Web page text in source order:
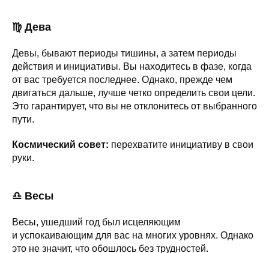
♍ Дева
Девы, бывают периоды тишины, а затем периоды
действия и инициативы. Вы находитесь в фазе, когда
от вас требуется последнее. Однако, прежде чем
двигаться дальше, лучше четко определить свои цели.
Это гарантирует, что вы не отклонитесь от выбранного
пути.
Космический совет: перехватите инициативу в свои
руки.
♎ Весы
Весы, ушедший год был исцеляющим
и успокаивающим для вас на многих уровнях. Однако
это не значит, что обошлось без трудностей.